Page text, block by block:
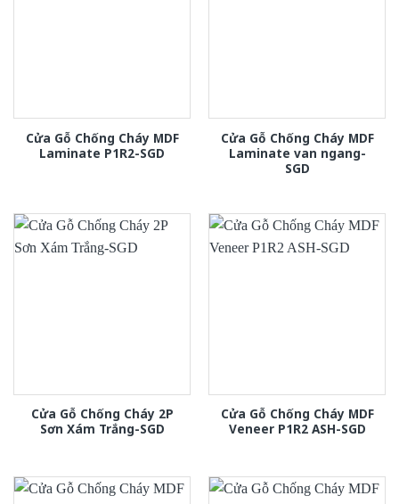
Cửa Gỗ Chống Cháy MDF
Laminate P1R2-SGD
Cửa Gỗ Chống Cháy MDF
Laminate van ngang-
SGD
Cửa Gỗ Chống Cháy 2P
Sơn Xám Trắng-SGD
Cửa Gỗ Chống Cháy MDF
Veneer P1R2 ASH-SGD